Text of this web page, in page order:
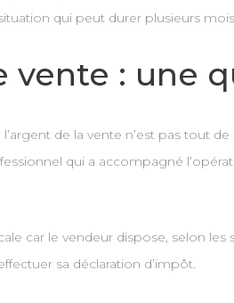
qui peut durer plusieurs
vente : une
de la vente n’est pas tout
qui a accompagné
car le vendeur dispose, selon
sa déclaration d’impôt.